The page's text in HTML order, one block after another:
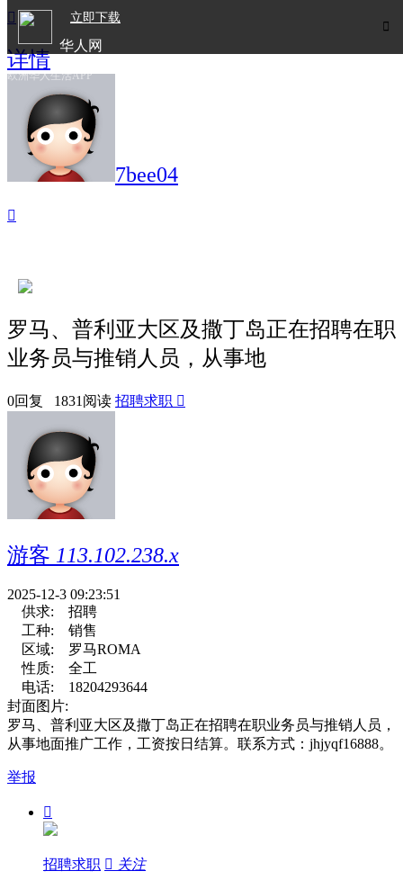

立即下载
华人网
欧洲华人生活APP

详情
7bee04

罗马、普利亚大区及撒丁岛正在招聘在职
业务员与推销人员，从事地
0回复 1831阅读 招聘求职 
游客 113.102.238.x
2025-12-3 09:23:51
供求:
招聘
工种:
销售
区域:
罗马ROMA
性质:
全工
电话:
18204293644
封面图片:
罗马、普利亚大区及撒丁岛正在招聘在职业务员与推销人员，
从事地面推广工作，工资按日结算。联系方式：jhjyqf16888。
举报

招聘求职  关注